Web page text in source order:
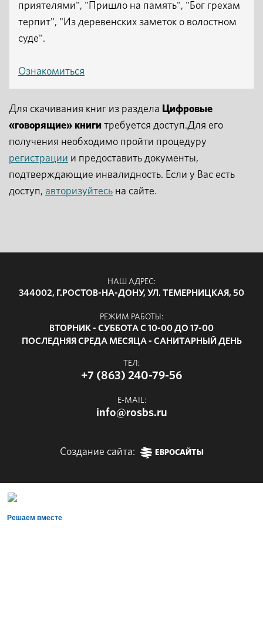
приятелями", "Пришло на память", "Бог грехам
терпит", "Из деревенских заметок о волостном
суде".
Ознакомиться
Для скачивания книг из раздела Цифровые
«говорящие» книги требуется доступ.Для его
получения необходимо пройти процедуру
регистрации и предоставить документы,
подтверждающие инвалидность. Если у Вас есть
доступ, авторизуйтесь на сайте.
НАШ АДРЕС:
344002, Г.РОСТОВ-НА-ДОНУ, УЛ. ТЕМЕРНИЦКАЯ, 50
РЕЖИМ РАБОТЫ:
ВТОРНИК - СУББОТА С 10-00 ДО 17-00
ПОСЛЕДНЯЯ СРЕДА МЕСЯЦА - САНИТАРНЫЙ ДЕНЬ
ТЕЛ:
+7 (863) 240-79-56
E-MAIL:
info@rosbs.ru
Создание сайта: ЕВРОСАЙТЫ
Решаем вместе